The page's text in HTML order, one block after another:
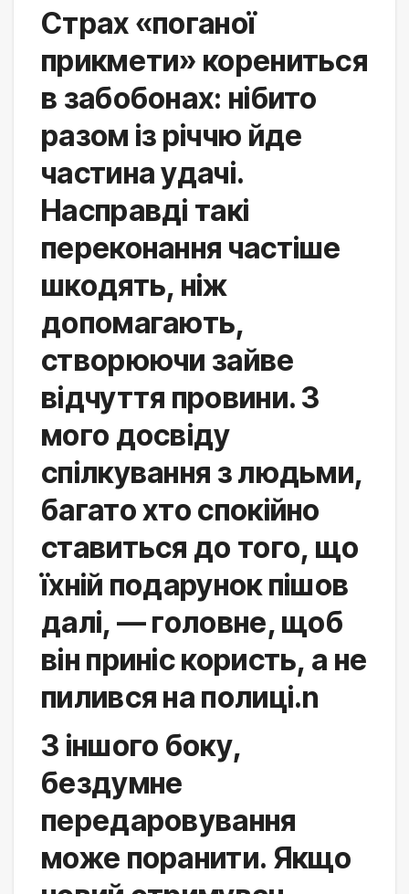
Страх «поганої
прикмети» корениться
в забобонах: нібито
разом із річчю йде
частина удачі.
Насправді такі
переконання частіше
шкодять, ніж
допомагають,
створюючи зайве
відчуття провини. З
мого досвіду
спілкування з людьми,
багато хто спокійно
ставиться до того, що
їхній подарунок пішов
далі, — головне, щоб
він приніс користь, а не
пилився на полиці.n
З іншого боку,
бездумне
передаровування
може поранити. Якщо